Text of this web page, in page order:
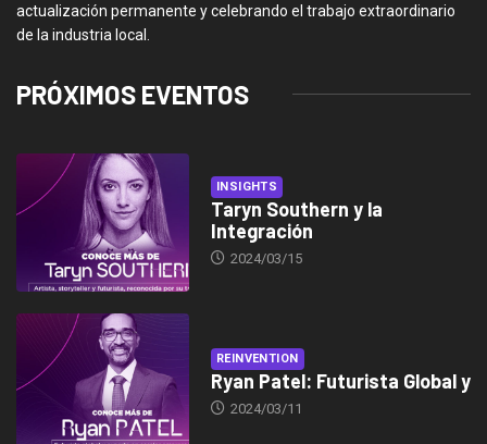
actualización permanente y celebrando el trabajo extraordinario
de la industria local.
PRÓXIMOS EVENTOS
INSIGHTS
Taryn Southern y la
Integración
2024/03/15
REINVENTION
Ryan Patel: Futurista Global y
2024/03/11